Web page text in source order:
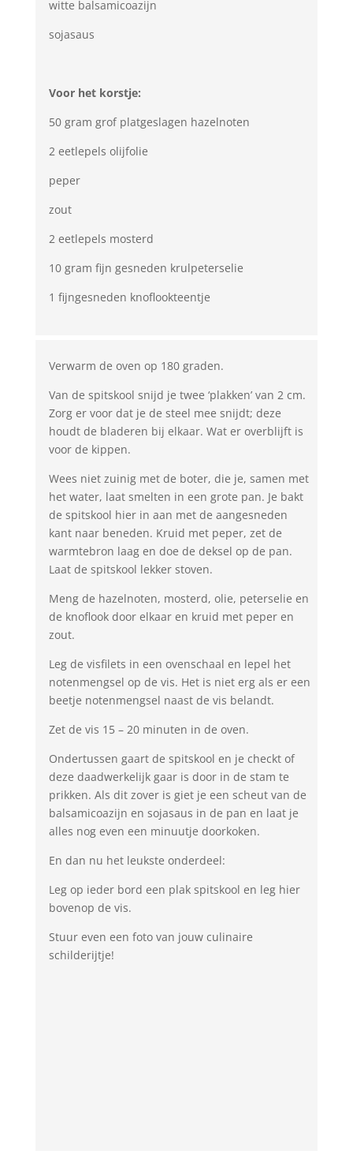
witte balsamicoazijn
sojasaus
Voor het korstje:
50 gram grof platgeslagen hazelnoten
2 eetlepels olijfolie
peper
zout
2 eetlepels mosterd
10 gram fijn gesneden krulpeterselie
1 fijngesneden knoflookteentje
Verwarm de oven op 180 graden.
Van de spitskool snijd je twee ‘plakken’ van 2 cm.
Zorg er voor dat je de steel mee snijdt; deze
houdt de bladeren bij elkaar. Wat er overblijft is
voor de kippen.
Wees niet zuinig met de boter, die je, samen met
het water, laat smelten in een grote pan. Je bakt
de spitskool hier in aan met de aangesneden
kant naar beneden. Kruid met peper, zet de
warmtebron laag en doe de deksel op de pan.
Laat de spitskool lekker stoven.
Meng de hazelnoten, mosterd, olie, peterselie en
de knoflook door elkaar en kruid met peper en
zout.
Leg de visfilets in een ovenschaal en lepel het
notenmengsel op de vis. Het is niet erg als er een
beetje notenmengsel naast de vis belandt.
Zet de vis 15 – 20 minuten in de oven.
Ondertussen gaart de spitskool en je checkt of
deze daadwerkelijk gaar is door in de stam te
prikken. Als dit zover is giet je een scheut van de
balsamicoazijn en sojasaus in de pan en laat je
alles nog even een minuutje doorkoken.
En dan nu het leukste onderdeel:
Leg op ieder bord een plak spitskool en leg hier
bovenop de vis.
Stuur even een foto van jouw culinaire
schilderijtje!